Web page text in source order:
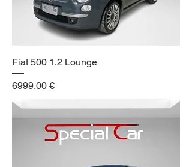
Fiat 500 1.2 Lounge
Prezzo
6999,00 €